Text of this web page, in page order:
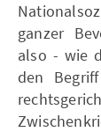
ganzer
also - wie
den